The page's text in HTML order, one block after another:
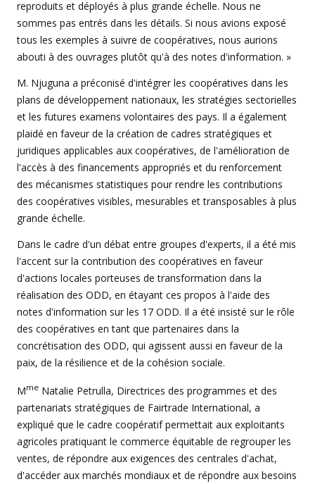
reproduits et déployés à plus grande échelle. Nous ne
sommes pas entrés dans les détails. Si nous avions exposé
tous les exemples à suivre de coopératives, nous aurions
abouti à des ouvrages plutôt qu'à des notes d'information. »
M. Njuguna a préconisé d'intégrer les coopératives dans les
plans de développement nationaux, les stratégies sectorielles
et les futures examens volontaires des pays. Il a également
plaidé en faveur de la création de cadres stratégiques et
juridiques applicables aux coopératives, de l'amélioration de
l'accès à des financements appropriés et du renforcement
des mécanismes statistiques pour rendre les contributions
des coopératives visibles, mesurables et transposables à plus
grande échelle.
Dans le cadre d'un débat entre groupes d'experts, il a été mis
l'accent sur la contribution des coopératives en faveur
d'actions locales porteuses de transformation dans la
réalisation des ODD, en étayant ces propos à l'aide des
notes d'information sur les 17 ODD. Il a été insisté sur le rôle
des coopératives en tant que partenaires dans la
concrétisation des ODD, qui agissent aussi en faveur de la
paix, de la résilience et de la cohésion sociale.
Mme Natalie Petrulla, Directrices des programmes et des
partenariats stratégiques de Fairtrade International, a
expliqué que le cadre coopératif permettait aux exploitants
agricoles pratiquant le commerce équitable de regrouper les
ventes, de répondre aux exigences des centrales d'achat,
d'accéder aux marchés mondiaux et de répondre aux besoins